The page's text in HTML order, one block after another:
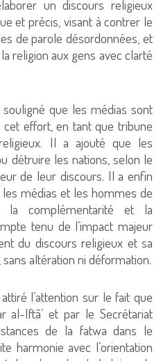
un discours religieux
et précis, visant à contrer le
de parole désordonnées, et
religion aux gens avec clarté
que les médias sont
effort, en tant que tribune
Il a ajouté que les
détruire les nations, selon le
de leur discours. Il a enfin
médias et les hommes de
complémentarité et la
tenu de l’impact majeur
du discours religieux et sa
altération ni déformation.
l’attention sur le fait que
al-Iftâ’ et par le Secrétariat
de la fatwa dans le
harmonie avec l’orientation